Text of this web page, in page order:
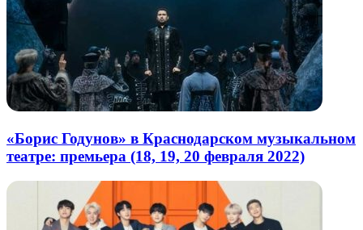
«Борис Годунов» в Краснодарском музыкальном
театре: премьера (18, 19, 20 февраля 2022)